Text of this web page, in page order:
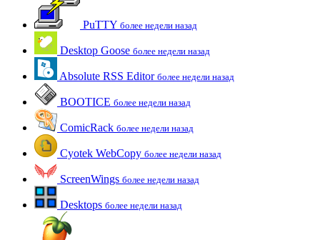
PuTTY более недели назад
Desktop Goose более недели назад
Absolute RSS Editor более недели назад
BOOTICE более недели назад
ComicRack более недели назад
Cyotek WebCopy более недели назад
ScreenWings более недели назад
Desktops более недели назад